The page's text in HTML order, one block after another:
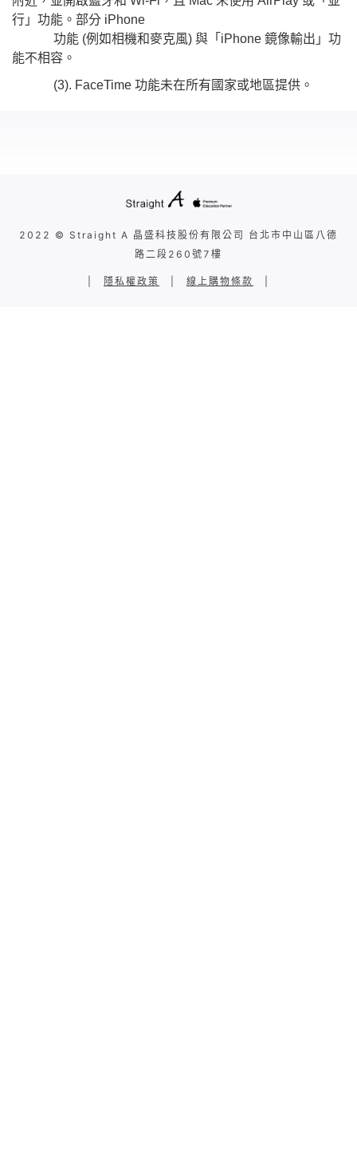
行」功能。部分 iPhone
功能 (例如相機和麥克風) 與「iPhone 鏡像輸出」功
能不相容。
(3). FaceTime 功能未在所有國家或地區提供。
2022 © Straight A 晶盛科技股份有限公司 台北市中山區八德
路二段260號7樓
隱私權政策 線上購物條款